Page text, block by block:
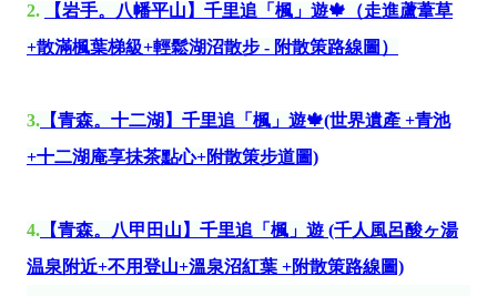
2.
【岩手。八幡平山】千里追「楓」遊🍁（走進蘆葦草
+散滿楓葉梯級+輕鬆湖沼散步 - 附散策路線圖）
3. 【青森。十二湖】千里追「楓」遊🍁(世界遺產 +青池
+十二湖庵享抺茶點心+附散策步道圖)
4. 【青森。八甲田山】千里追「楓」遊 (千人風呂酸ヶ湯
温泉附近+不用登山+溫泉沼紅葉 +附散策路線圖)